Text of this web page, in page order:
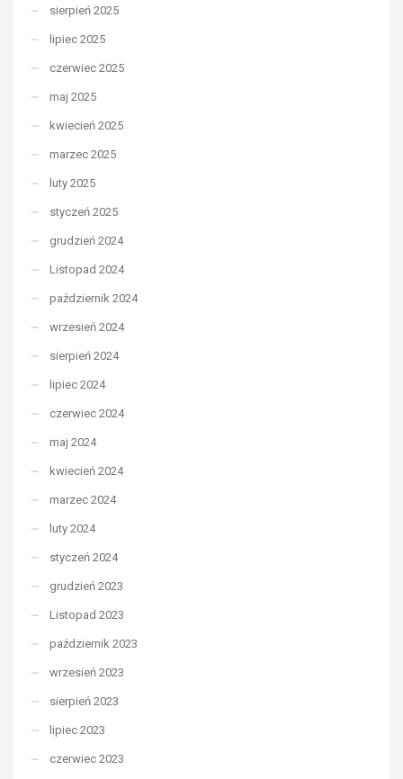
sierpień 2025
lipiec 2025
czerwiec 2025
maj 2025
kwiecień 2025
marzec 2025
luty 2025
styczeń 2025
grudzień 2024
Listopad 2024
październik 2024
wrzesień 2024
sierpień 2024
lipiec 2024
czerwiec 2024
maj 2024
kwiecień 2024
marzec 2024
luty 2024
styczeń 2024
grudzień 2023
Listopad 2023
październik 2023
wrzesień 2023
sierpień 2023
lipiec 2023
czerwiec 2023